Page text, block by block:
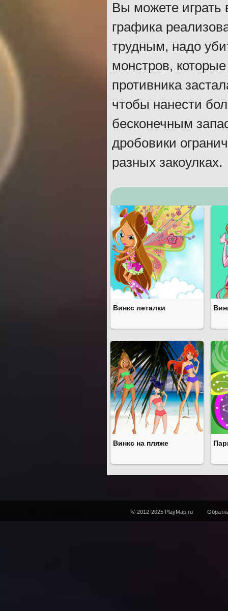
Вы можете играть
графика
трудным, надо
монстров,
противника
чтобы нанести
бесконечным
дробовики
разных закоулках.
Винкс леталки
Винкс на пляже
© 2012-2025 PlayMap.ru